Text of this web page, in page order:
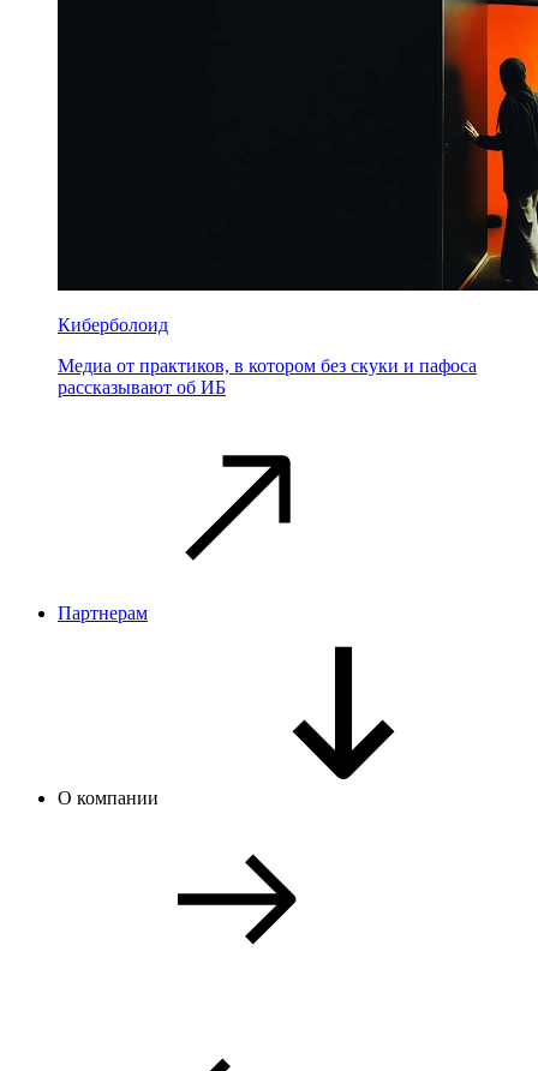
Киберболоид
Медиа от практиков, в котором без скуки и пафоса
рассказывают об ИБ
Партнерам
О компании